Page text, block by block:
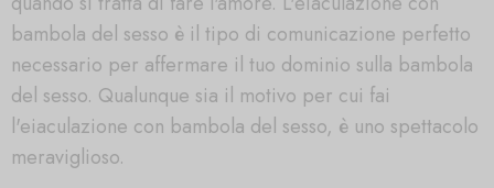
bambola del sesso è il tipo di comunicazione perfetto
necessario per affermare il tuo dominio sulla bambola
del sesso. Qualunque sia il motivo per cui fai
l'eiaculazione con bambola del sesso, è uno spettacolo
meraviglioso.